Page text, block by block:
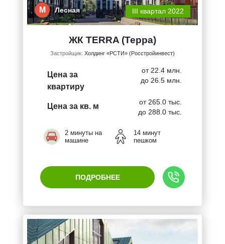
М Лесная III квартал 2022
ЖК TERRA (Терра)
Застройщик: Холдинг «РСТИ» (Росстройинвест)
Цена за
квартиру
от 22.4 млн.
до 26.5 млн.
Цена за кв. м
от 265.0 тыс.
до 288.0 тыс.
2 минуты на
машине
14 минут
пешком
ПОДРОБНЕЕ